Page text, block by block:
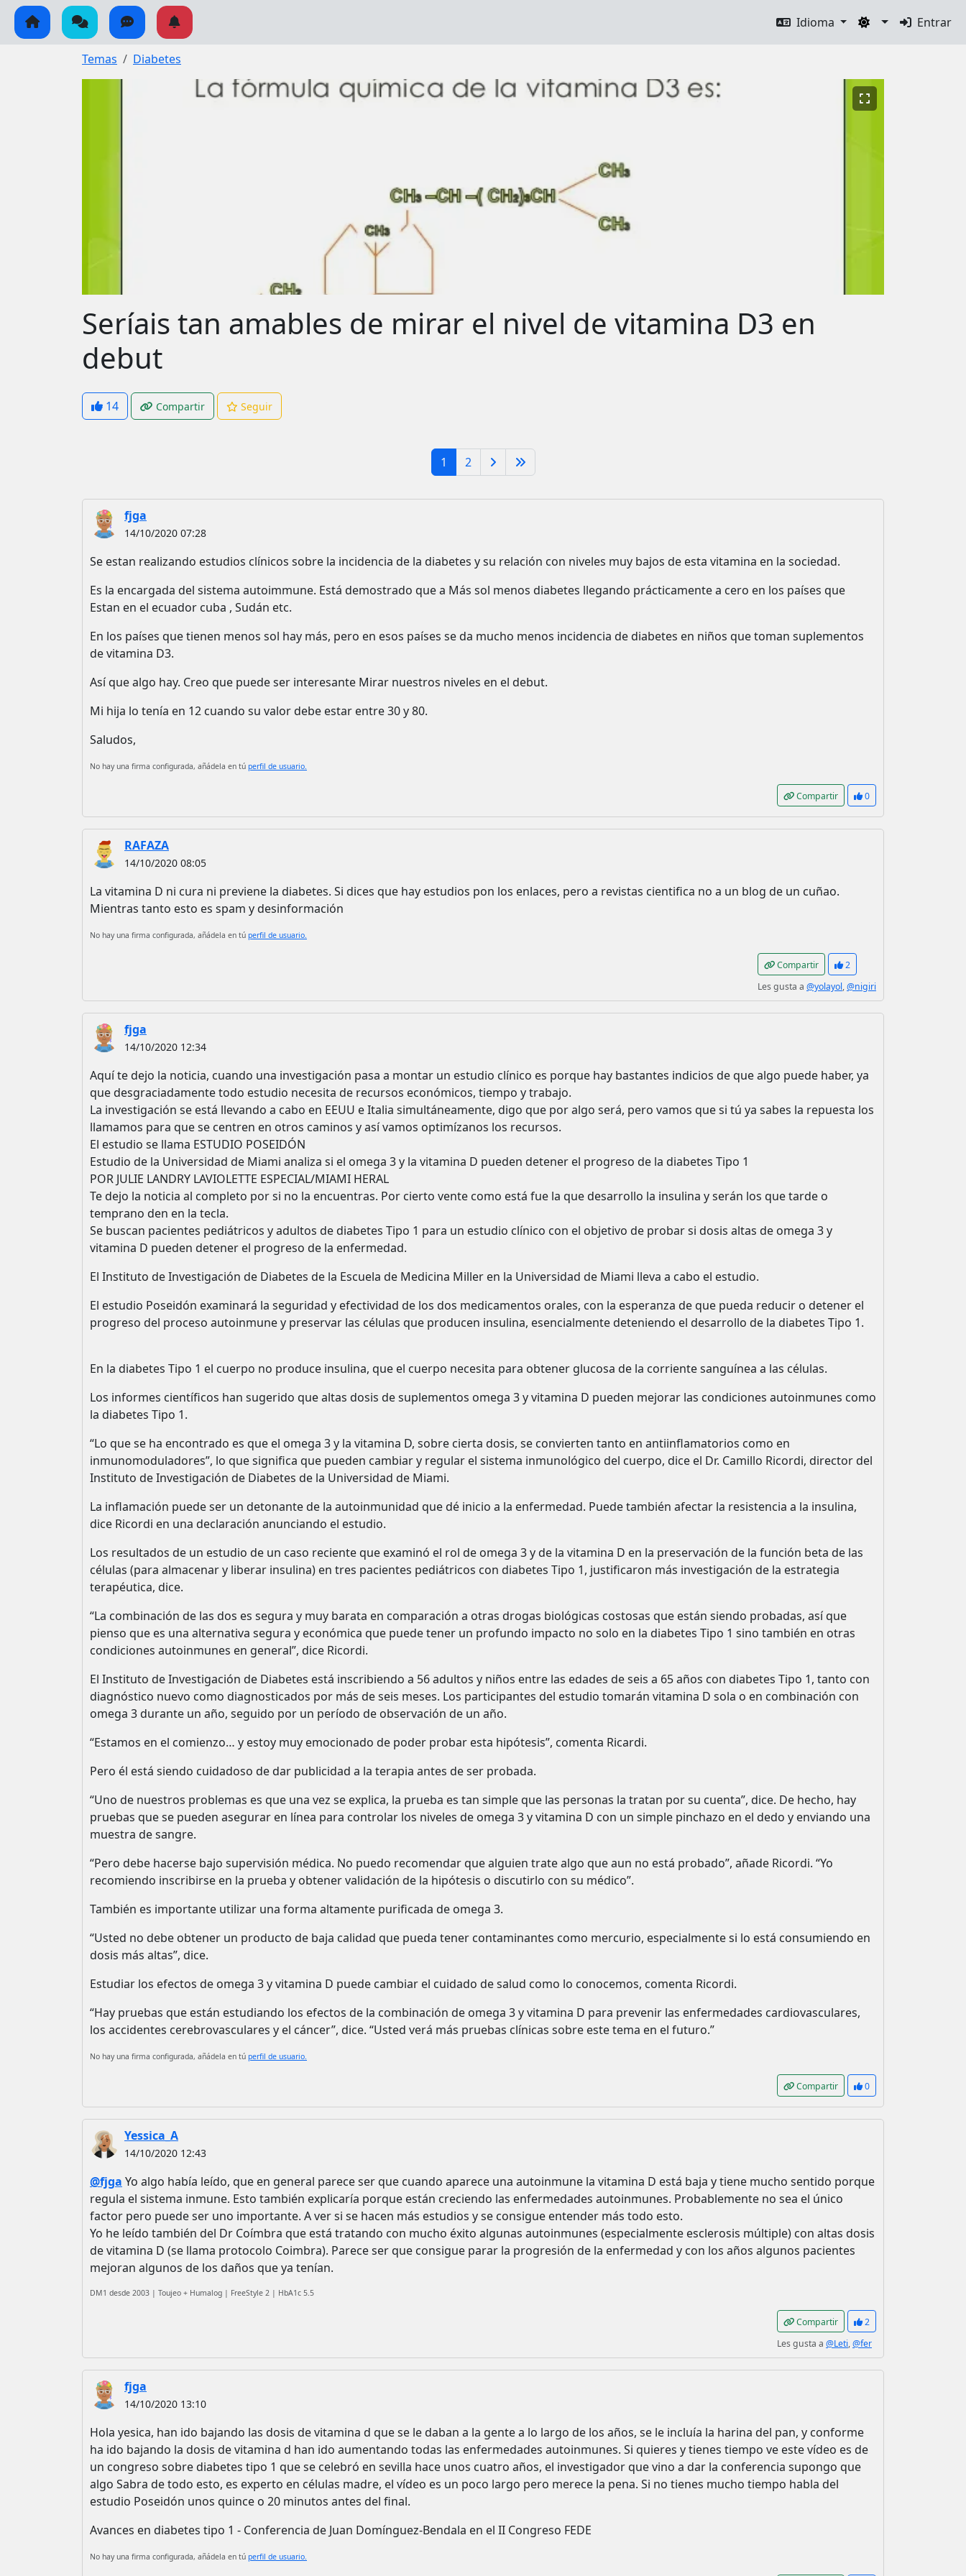
Idioma Entrar
Temas Diabetes
Seríais tan amables de mirar el nivel de vitamina D3 en
debut
14 Compartir Seguir
1 2
fjga
14/10/2020 07:28
Se estan realizando estudios clínicos sobre la incidencia de la diabetes y su relación con niveles muy bajos de esta vitamina en la sociedad.
Es la encargada del sistema autoimmune. Está demostrado que a Más sol menos diabetes llegando prácticamente a cero en los países que
Estan en el ecuador cuba , Sudán etc.
En los países que tienen menos sol hay más, pero en esos países se da mucho menos incidencia de diabetes en niños que toman suplementos
de vitamina D3.
Así que algo hay. Creo que puede ser interesante Mirar nuestros niveles en el debut.
Mi hija lo tenía en 12 cuando su valor debe estar entre 30 y 80.
Saludos,
No hay una firma configurada, añádela en tú perfil de usuario.
Compartir 0
RAFAZA
14/10/2020 08:05
La vitamina D ni cura ni previene la diabetes. Si dices que hay estudios pon los enlaces, pero a revistas cientifica no a un blog de un cuñao.
Mientras tanto esto es spam y desinformación
No hay una firma configurada, añádela en tú perfil de usuario.
Compartir
2
Les gusta a @yolayol,@nigiri
fjga
14/10/2020 12:34
Aquí te dejo la noticia, cuando una investigación pasa a montar un estudio clínico es porque hay bastantes indicios de que algo puede haber, ya
que desgraciadamente todo estudio necesita de recursos económicos, tiempo y trabajo.
La investigación se está llevando a cabo en EEUU e Italia simultáneamente, digo que por algo será, pero vamos que si tú ya sabes la repuesta los
llamamos para que se centren en otros caminos y así vamos optimízanos los recursos.
El estudio se llama ESTUDIO POSEIDÓN
Estudio de la Universidad de Miami analiza si el omega 3 y la vitamina D pueden detener el progreso de la diabetes Tipo 1
POR JULIE LANDRY LAVIOLETTE ESPECIAL/MIAMI HERAL
Te dejo la noticia al completo por si no la encuentras. Por cierto vente como está fue la que desarrollo la insulina y serán los que tarde o
temprano den en la tecla.
Se buscan pacientes pediátricos y adultos de diabetes Tipo 1 para un estudio clínico con el objetivo de probar si dosis altas de omega 3 y
vitamina D pueden detener el progreso de la enfermedad.
El Instituto de Investigación de Diabetes de la Escuela de Medicina Miller en la Universidad de Miami lleva a cabo el estudio.
El estudio Poseidón examinará la seguridad y efectividad de los dos medicamentos orales, con la esperanza de que pueda reducir o detener el
progreso del proceso autoinmune y preservar las células que producen insulina, esencialmente deteniendo el desarrollo de la diabetes Tipo 1.
En la diabetes Tipo 1 el cuerpo no produce insulina, que el cuerpo necesita para obtener glucosa de la corriente sanguínea a las células.
Los informes científicos han sugerido que altas dosis de suplementos omega 3 y vitamina D pueden mejorar las condiciones autoinmunes como
la diabetes Tipo 1.
“Lo que se ha encontrado es que el omega 3 y la vitamina D, sobre cierta dosis, se convierten tanto en antiinflamatorios como en
inmunomoduladores”, lo que significa que pueden cambiar y regular el sistema inmunológico del cuerpo, dice el Dr. Camillo Ricordi, director del
Instituto de Investigación de Diabetes de la Universidad de Miami.
La inflamación puede ser un detonante de la autoinmunidad que dé inicio a la enfermedad. Puede también afectar la resistencia a la insulina,
dice Ricordi en una declaración anunciando el estudio.
Los resultados de un estudio de un caso reciente que examinó el rol de omega 3 y de la vitamina D en la preservación de la función beta de las
células (para almacenar y liberar insulina) en tres pacientes pediátricos con diabetes Tipo 1, justificaron más investigación de la estrategia
terapéutica, dice.
“La combinación de las dos es segura y muy barata en comparación a otras drogas biológicas costosas que están siendo probadas, así que
pienso que es una alternativa segura y económica que puede tener un profundo impacto no solo en la diabetes Tipo 1 sino también en otras
condiciones autoinmunes en general”, dice Ricordi.
El Instituto de Investigación de Diabetes está inscribiendo a 56 adultos y niños entre las edades de seis a 65 años con diabetes Tipo 1, tanto con
diagnóstico nuevo como diagnosticados por más de seis meses. Los participantes del estudio tomarán vitamina D sola o en combinación con
omega 3 durante un año, seguido por un período de observación de un año.
“Estamos en el comienzo… y estoy muy emocionado de poder probar esta hipótesis”, comenta Ricardi.
Pero él está siendo cuidadoso de dar publicidad a la terapia antes de ser probada.
“Uno de nuestros problemas es que una vez se explica, la prueba es tan simple que las personas la tratan por su cuenta”, dice. De hecho, hay
pruebas que se pueden asegurar en línea para controlar los niveles de omega 3 y vitamina D con un simple pinchazo en el dedo y enviando una
muestra de sangre.
“Pero debe hacerse bajo supervisión médica. No puedo recomendar que alguien trate algo que aun no está probado”, añade Ricordi. “Yo
recomiendo inscribirse en la prueba y obtener validación de la hipótesis o discutirlo con su médico”.
También es importante utilizar una forma altamente purificada de omega 3.
“Usted no debe obtener un producto de baja calidad que pueda tener contaminantes como mercurio, especialmente si lo está consumiendo en
dosis más altas”, dice.
Estudiar los efectos de omega 3 y vitamina D puede cambiar el cuidado de salud como lo conocemos, comenta Ricordi.
“Hay pruebas que están estudiando los efectos de la combinación de omega 3 y vitamina D para prevenir las enfermedades cardiovasculares,
los accidentes cerebrovasculares y el cáncer”, dice. “Usted verá más pruebas clínicas sobre este tema en el futuro.”
No hay una firma configurada, añádela en tú perfil de usuario.
Compartir 0
Yessica_A
14/10/2020 12:43
@fjga Yo algo había leído, que en general parece ser que cuando aparece una autoinmune la vitamina D está baja y tiene mucho sentido porque
regula el sistema inmune. Esto también explicaría porque están creciendo las enfermedades autoinmunes. Probablemente no sea el único
factor pero puede ser uno importante. A ver si se hacen más estudios y se consigue entender más todo esto.
Yo he leído también del Dr Coímbra que está tratando con mucho éxito algunas autoinmunes (especialmente esclerosis múltiple) con altas dosis
de vitamina D (se llama protocolo Coimbra). Parece ser que consigue parar la progresión de la enfermedad y con los años algunos pacientes
mejoran algunos de los daños que ya tenían.
DM1 desde 2003 | Toujeo + Humalog | FreeStyle 2 | HbA1c 5.5
Compartir
2
Les gusta a @Leti,@fer
fjga
14/10/2020 13:10
Hola yesica, han ido bajando las dosis de vitamina d que se le daban a la gente a lo largo de los años, se le incluía la harina del pan, y conforme
ha ido bajando la dosis de vitamina d han ido aumentando todas las enfermedades autoinmunes. Si quieres y tienes tiempo ve este vídeo es de
un congreso sobre diabetes tipo 1 que se celebró en sevilla hace unos cuatro años, el investigador que vino a dar la conferencia supongo que
algo Sabra de todo esto, es experto en células madre, el vídeo es un poco largo pero merece la pena. Si no tienes mucho tiempo habla del
estudio Poseidón unos quince o 20 minutos antes del final.
Avances en diabetes tipo 1 - Conferencia de Juan Domínguez-Bendala en el II Congreso FEDE
No hay una firma configurada, añádela en tú perfil de usuario.
¡Bienvenido! Antes de continuar...
Este sitio web utiliza cookies
para garantizar que obtengas la
mejor experiencia en nuestro
Leer más sobre las cookies
El registro es completamente
gratuito. Los usuarios
la comunidad y navegar por el
foro sin publicidad.
Rechazar Aceptar
Aceptar las cookies e ir al registro